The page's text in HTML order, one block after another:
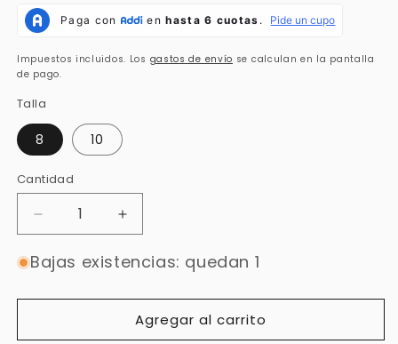
habitual
Impuestos incluidos. Los gastos de envío se calculan en la pantalla
de pago.
Talla
8 10
Cantidad
Cantidad
Reducir
cantidad
para
Falda
Pliegues
Aumentar
cantidad
para
Pliegues
Rígida
F2004
Bajas existencias: quedan 1
Agregar al carrito